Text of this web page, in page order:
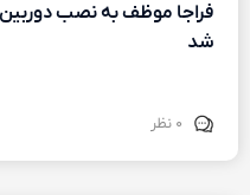
فراجا موظف به نصب
شد
۰ نظر